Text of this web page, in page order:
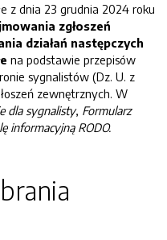
z dnia 23 grudnia 2024 roku
zgłoszeń
działań następczych
na podstawie przepisów
sygnalistów (Dz. U. z
zewnętrznych. W
dla sygnalisty, Formularz
informacyjną RODO.